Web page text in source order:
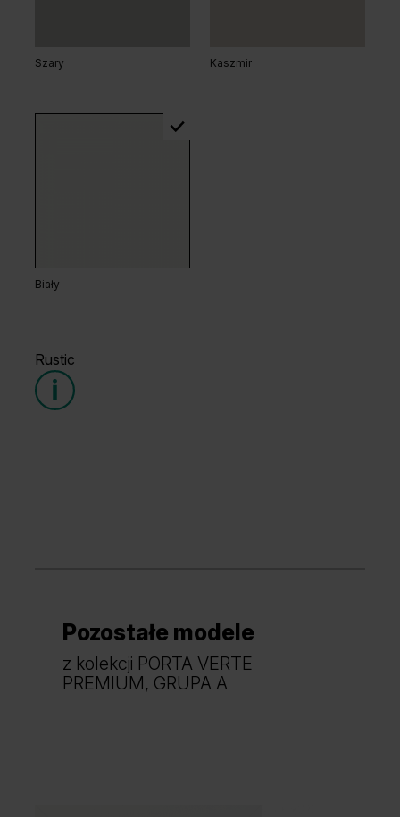
Szary Kaszmir
Biały
Rustic
Dąb Mauvella Akacja Miodowa
Pozostałe modele
z kolekcji PORTA VERTE
PREMIUM, GRUPA A